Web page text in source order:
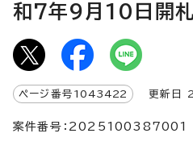
和7年9月10日開札
ページ番号 1043422 更新日
案件番号：2025100387001